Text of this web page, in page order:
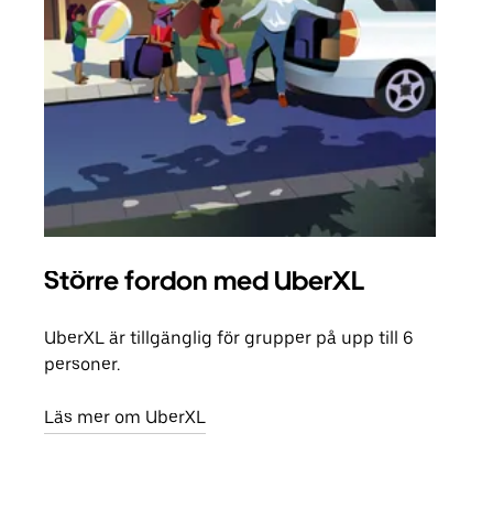
Större fordon med UberXL
UberXL är tillgänglig för grupper på upp till 6
personer.
Läs mer om UberXL